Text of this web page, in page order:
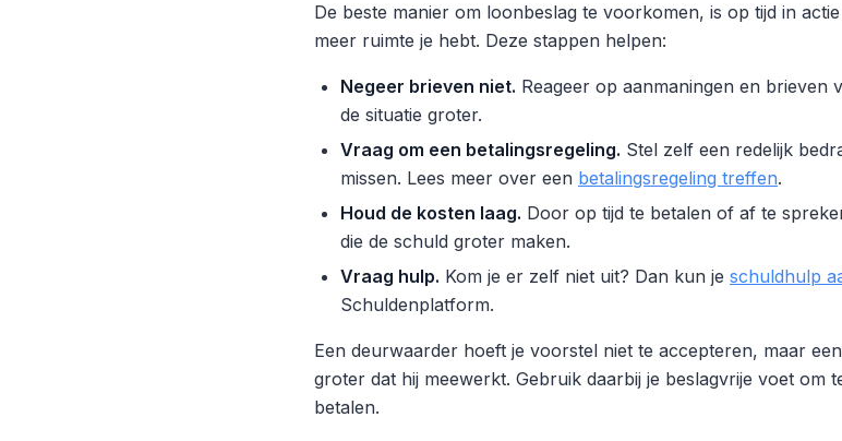
De beste manier om loonbeslag te voorkomen, is op tijd in
meer ruimte je hebt. Deze stappen helpen:
Negeer brieven niet. Reageer op aanmaningen en brieven
de situatie groter.
Vraag om een betalingsregeling. Stel zelf een redelijk
missen. Lees meer over een betalingsregeling treffen.
Houd de kosten laag. Door op tijd te betalen of af te
die de schuld groter maken.
Vraag hulp. Kom je er zelf niet uit? Dan kun je schuldhulp
Schuldenplatform.
Een deurwaarder hoeft je voorstel niet te accepteren, maar
groter dat hij meewerkt. Gebruik daarbij je beslagvrije voet om
betalen.